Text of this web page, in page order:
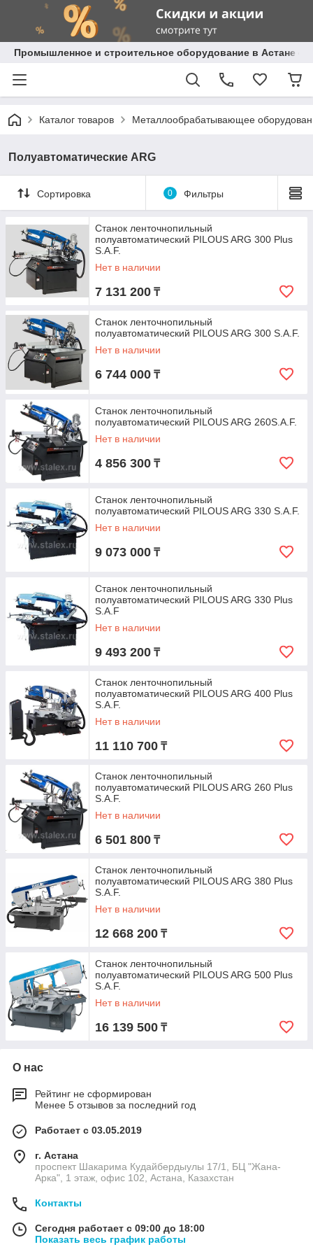
Промышленное и строительное оборудование в Астане с
Каталог товаров Металлообрабатывающее
Полуавтоматические ARG
Сортировка 0 Фильтры
Станок ленточнопильный
полуавтоматический PILOUS ARG 300 Plus
S.A.F.
Нет в наличии
7 131 200 ₸
Станок ленточнопильный
полуавтоматический PILOUS ARG 300 S.A.F.
Нет в наличии
6 744 000 ₸
Станок ленточнопильный
полуавтоматический PILOUS ARG 260S.A.F.
Нет в наличии
4 856 300 ₸
Станок ленточнопильный
полуавтоматический PILOUS ARG 330 S.A.F.
Нет в наличии
9 073 000 ₸
Станок ленточнопильный
полуавтоматический PILOUS ARG 330 Plus
S.A.F
Нет в наличии
9 493 200 ₸
Станок ленточнопильный
полуавтоматический PILOUS ARG 400 Plus
S.A.F.
Нет в наличии
11 110 700 ₸
Станок ленточнопильный
полуавтоматический PILOUS ARG 260 Plus
S.A.F.
Нет в наличии
6 501 800 ₸
Станок ленточнопильный
полуавтоматический PILOUS ARG 380 Plus
S.A.F.
Нет в наличии
12 668 200 ₸
Станок ленточнопильный
полуавтоматический PILOUS ARG 500 Plus
S.A.F.
Нет в наличии
16 139 500 ₸
О нас
Рейтинг не сформирован
Менее 5 отзывов за последний год
Работает с 03.05.2019
г. Астана
проспект Шакарима Кудайбердыулы 17/1, БЦ "Жана-
Арка", 1 этаж, офис 102, Астана, Казахстан
Контакты
Сегодня работает с 09:00 до 18:00
Показать весь график работы